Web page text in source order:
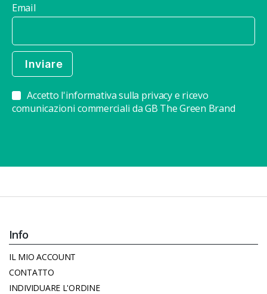
Email
Accetto l'informativa sulla privacy e ricevo
comunicazioni commerciali da GB The Green Brand
Info
IL MIO ACCOUNT
CONTATTO
INDIVIDUARE L'ORDINE